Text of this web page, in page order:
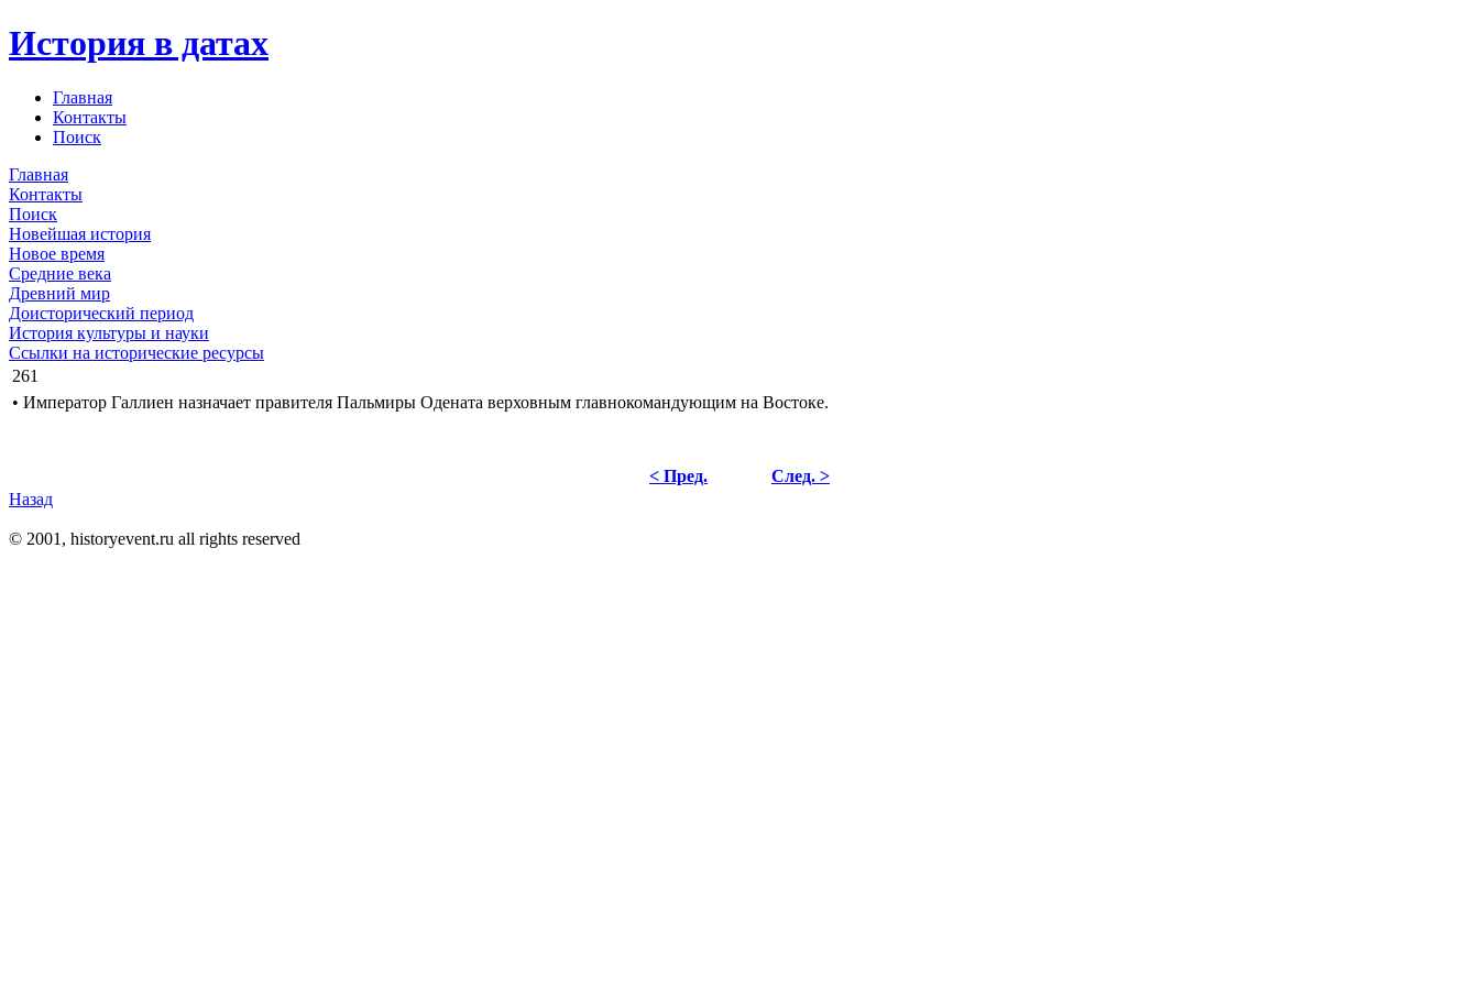
История в датах
Главная
Контакты
Поиск
Главная
Контакты
Поиск
Новейшая история
Новое время
Средние века
Древний мир
Доисторический период
История культуры и науки
Ссылки на исторические ресурсы
261
• Император Галлиен назначает правителя Пальмиры Одената верховным главнокомандующим на Востоке.
< Пред.
След. >
Назад
© 2001, historyevent.ru all rights reserved